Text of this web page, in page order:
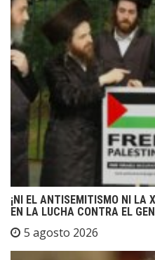
¡NI EL ANTISEMITISMO NI LA
EN LA LUCHA CONTRA EL
5 agosto 2026